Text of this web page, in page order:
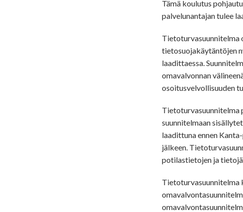
Tämä koulutus
palvelunantajan tulee
Tietoturvasuunnitelma
tietosuojakäytäntöjen
laadittaessa.
omavalvonnan
osoitusvelvollisuuden
Tietoturvasuunnitelma
suunnitelmaan
laadittuna ennen
jälkeen.
potilastietojen ja
Tietoturvasuunnitelma